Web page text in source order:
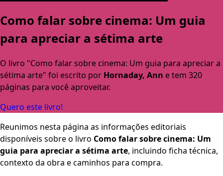
Como falar sobre cinema: Um guia
para apreciar a sétima arte
O livro "Como falar sobre cinema: Um guia para apreciar a
sétima arte" foi escrito por Hornaday, Ann e tem 320
páginas para você aproveitar.
Quero este livro!
Reunimos nesta página as informações editoriais
disponíveis sobre o livro Como falar sobre cinema: Um
guia para apreciar a sétima arte, incluindo ficha técnica,
contexto da obra e caminhos para compra.